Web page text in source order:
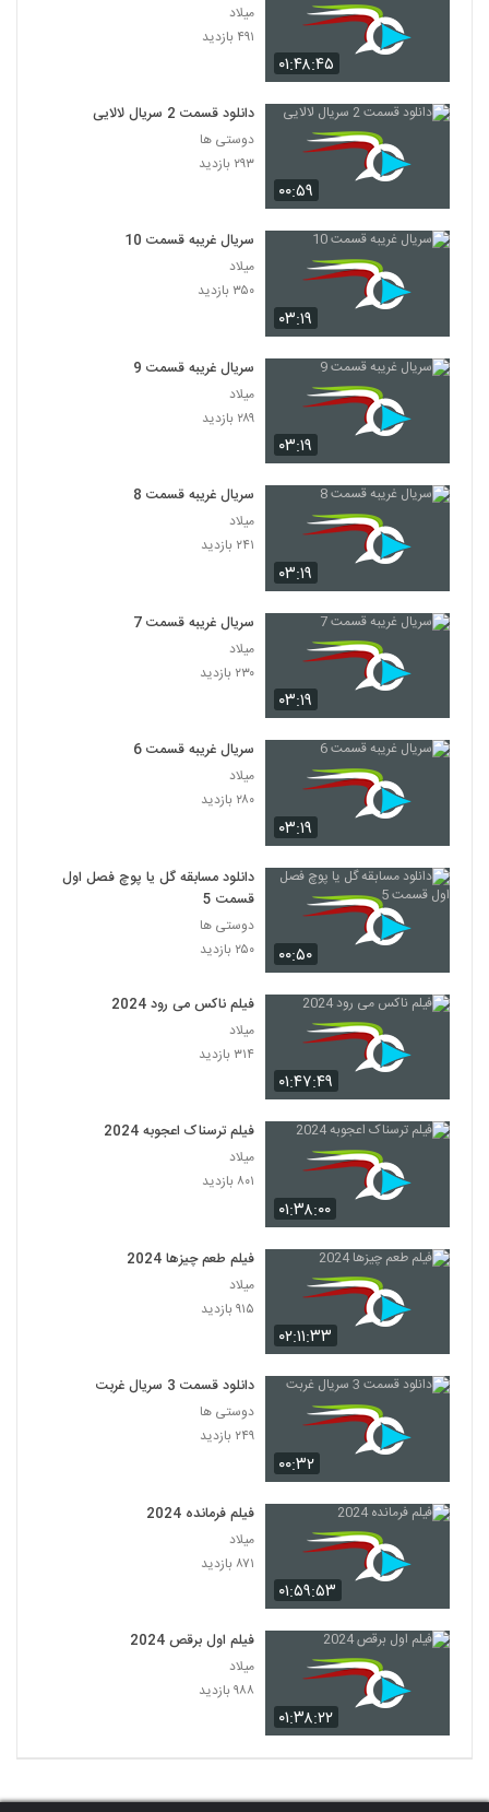
۰۱:۴۸:۴۵
میلاد
۴۹۱ بازدید
۰۰:۵۹
دانلود قسمت 2 سریال لالایی
دوستی ها
۲۹۳ بازدید
۰۳:۱۹
سریال غریبه قسمت 10
میلاد
۳۵۰ بازدید
۰۳:۱۹
سریال غریبه قسمت 9
میلاد
۲۸۹ بازدید
۰۳:۱۹
سریال غریبه قسمت 8
میلاد
۲۴۱ بازدید
۰۳:۱۹
سریال غریبه قسمت 7
میلاد
۲۳۰ بازدید
۰۳:۱۹
سریال غریبه قسمت 6
میلاد
۲۸۰ بازدید
۰۰:۵۰
دانلود مسابقه گل یا پوچ فصل اول
قسمت 5
دوستی ها
۲۵۰ بازدید
۰۱:۴۷:۴۹
فیلم ناکس می رود 2024
میلاد
۳۱۴ بازدید
۰۱:۳۸:۰۰
فیلم ترسناک اعجوبه 2024
میلاد
۸۰۱ بازدید
۰۲:۱۱:۳۳
فیلم طعم چیزها 2024
میلاد
۹۱۵ بازدید
۰۰:۳۲
دانلود قسمت 3 سریال غربت
دوستی ها
۲۴۹ بازدید
۰۱:۵۹:۵۳
فیلم فرمانده 2024
میلاد
۸۷۱ بازدید
۰۱:۳۸:۲۲
فیلم اول برقص 2024
میلاد
۹۸۸ بازدید